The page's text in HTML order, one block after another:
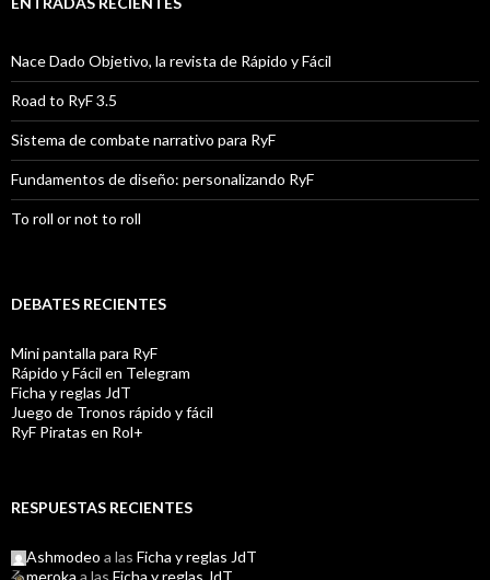
Nace Dado Objetivo, la revista de Rápido y Fácil
Road to RyF 3.5
Sistema de combate narrativo para RyF
Fundamentos de diseño: personalizando RyF
To roll or not to roll
DEBATES RECIENTES
Mini pantalla para RyF
Rápido y Fácil en Telegram
Ficha y reglas JdT
Juego de Tronos rápido y fácil
RyF Piratas en Rol+
RESPUESTAS RECIENTES
Ashmodeo a las Ficha y reglas JdT
meroka a las Ficha y reglas JdT